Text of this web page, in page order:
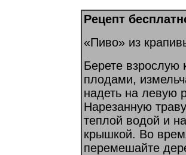
Рецепт
«Пиво» из
Берете взрослую
плодами,
надеть на левую
Нарезанную
теплой водой и
крышкой. Во
перемешайте